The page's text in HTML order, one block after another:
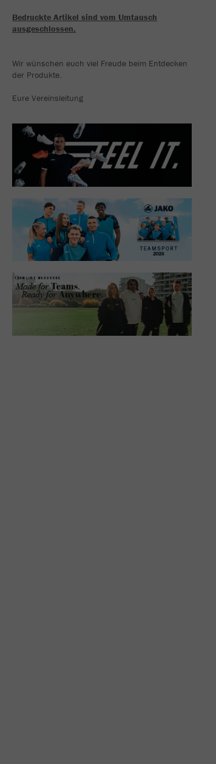
Bedruckte Artikel sind vom Umtausch
ausgeschlossen.
Wir wünschen euch viel Freude beim Entdecken
der Produkte.
Eure Vereinsleitung